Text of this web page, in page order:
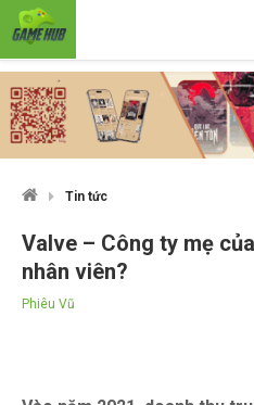
Tin tức
Valve – Công ty mẹ
nhân viên?
Phiêu Vũ